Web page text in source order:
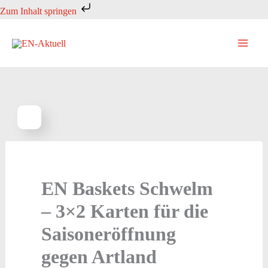
Zum Inhalt springen
Zum
springen
EN Baskets Schwelm
– 3×2 Karten für die
Saisoneröffnung
gegen Artland